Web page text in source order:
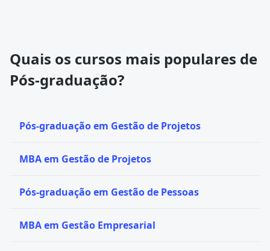
Quais os cursos mais populares de
Pós-graduação?
Pós-graduação em Gestão de Projetos
MBA em Gestão de Projetos
Pós-graduação em Gestão de Pessoas
MBA em Gestão Empresarial